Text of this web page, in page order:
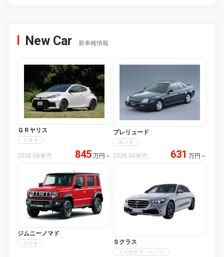
New Car 新車種情報
ＧＲヤリス
トヨタ
2026.08発売 845 万円 ～
プレリュード
ホンダ
2026.08発売 631 万円 ～
ジムニーノマド
スズキ Ｓクラス
メルセデス・ベンツ